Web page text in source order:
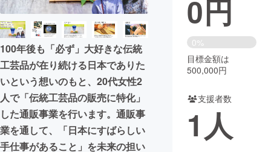
ビジネス・起業 チャレンジ
まちづくり・地域活性化
CAMPFIRE for Social Good
CAMPFIRE Creation
CAMPFIREふるさと納税machi-ya コミュニティ
100年後も「必ず」大好きな伝統
工芸品が在り続ける日本でありた
いという想いのもと、20代女性2
人で「伝統工芸品の販売に特化」
した通販事業を行います。通販事
業を通して、「日本にすばらしい
手仕事があること」を未来の担い
0円
0%
目標金額は
500,000円
支援者数
1人